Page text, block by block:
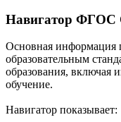
Навигатор
Основная информация
образовательным
образования, включая
обучение.
Навигатор показывает: